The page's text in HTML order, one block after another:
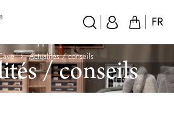
FR
Actualités / conseils
/ conseils